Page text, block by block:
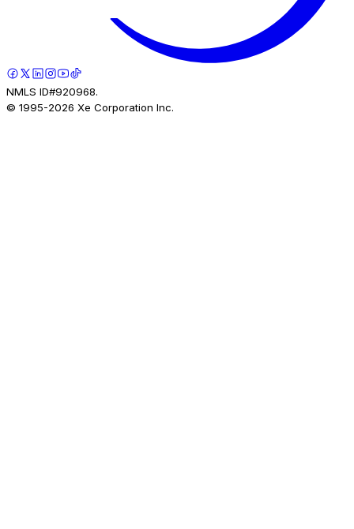
NMLS ID#920968.
© 1995-2026 Xe Corporation Inc.